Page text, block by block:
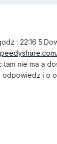
: 22:16
nie ma a
odpowiedz i o